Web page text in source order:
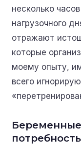
несколько часов
нагрузочного
отражают
которые
моему опыту,
всего